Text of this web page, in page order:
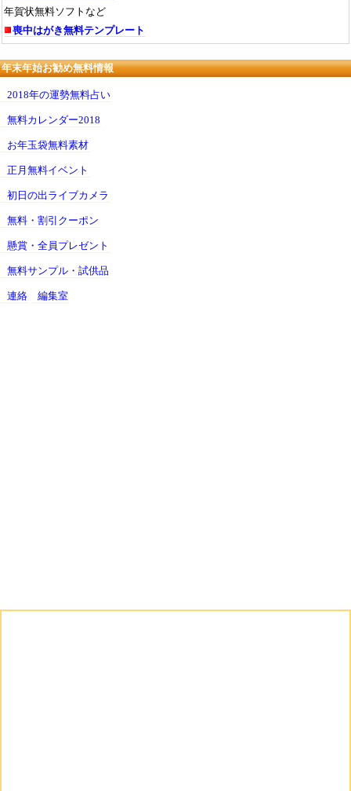
年賀状無料ソフトなど
喪中はがき無料テンプレート
年末年始お勧め無料情報
2018年の運勢無料占い
無料カレンダー2018
お年玉袋無料素材
正月無料イベント
初日の出ライブカメラ
無料・割引クーポン
懸賞・全員プレゼント
無料サンプル・試供品
連絡 編集室